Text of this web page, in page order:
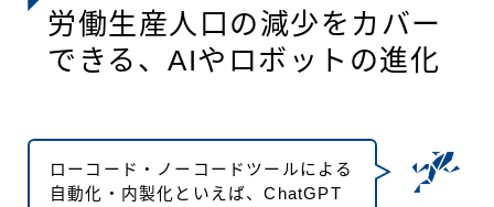
労働生産人口の減少をカバー
できる、AIやロボットの進化
ローコード・ノーコードツールによる
自動化・内製化といえば、ChatGPT